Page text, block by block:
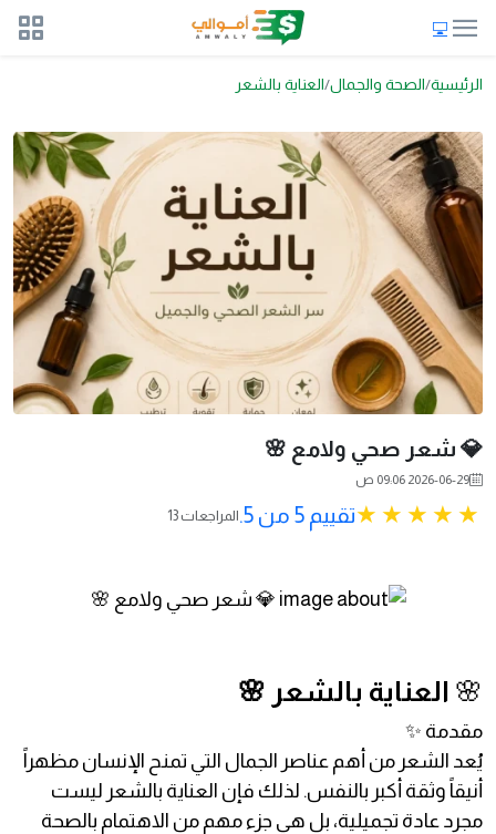
الرئيسية الصحة والجمال العناية بالشعر
💎 شعر صحي ولامع 🌸
2026-06-29 09:06 ص
تقييم 5 من 5. 13 المراجعات
🌸 العناية بالشعر 🌸
مقدمة ✨
يُعد الشعر من أهم عناصر الجمال التي تمنح الإنسان مظهراً
أنيقاً وثقة أكبر بالنفس. لذلك فإن العناية بالشعر ليست
مجرد عادة تجميلية، بل هي جزء مهم من الاهتمام بالصحة